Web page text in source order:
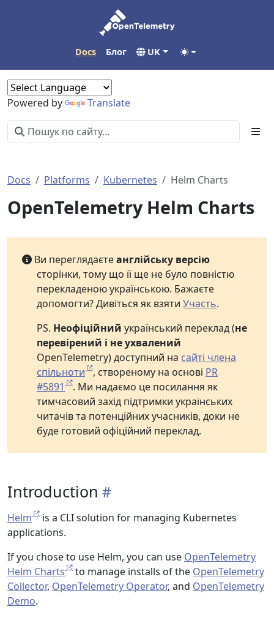
Docs Блог UK
Powered by Translate
Docs Platforms Kubernetes Helm Charts
OpenTelemetry Helm Charts
Ви переглядаєтеанглійську версію
сторінки, тому що її ще не було повністю
перекладеною українською. Бажаєте
допомогти? Дивіться як взяти Участь.
PS. Неофіційний український переклад (не
перевірений і не ухвалений
OpenTelemetry) доступний на сайті члена
спільноти
, створеному на основі PR
#5891
. Ми надаємо це посилання як
тимчасовий захід підтримки українських
читачів та потенційних учасників, доки не
буде готовий офіційний переклад.
Introduction
Helm
is a CLI solution for managing Kubernetes
applications.
If you chose to use Helm, you can use OpenTelemetry
Helm Charts
to manage installs of the OpenTelemetry
Collector, OpenTelemetry Operator, and OpenTelemetry
Demo.